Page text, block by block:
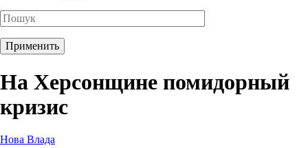
На Херсонщине помидорный
кризис
Нова Влада